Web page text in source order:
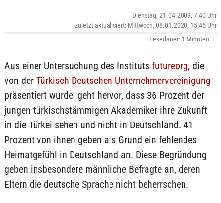
Dienstag, 21.04.2009, 7:40 Uhr
zuletzt aktualisiert: Mittwoch, 08.01.2020, 15:45 Uhr
Lesedauer: 1 Minuten |
Aus einer Untersuchung des Instituts futureorg, die
von der Türkisch-Deutschen Unternehmervereinigung
präsentiert wurde, geht hervor, dass 36 Prozent der
jungen türkischstämmigen Akademiker ihre Zukunft
in die Türkei sehen und nicht in Deutschland. 41
Prozent von ihnen geben als Grund ein fehlendes
Heimatgefühl in Deutschland an. Diese Begründung
geben insbesondere männliche Befragte an, deren
Eltern die deutsche Sprache nicht beherrschen.